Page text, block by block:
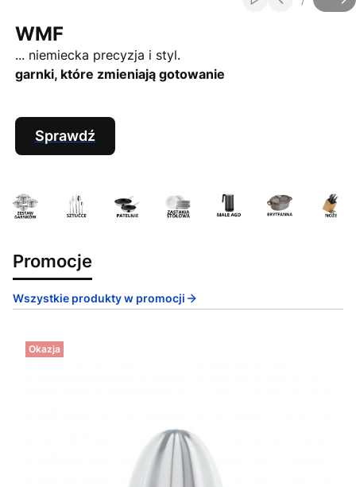
Slajd
z
WMF
... niemiecka precyzja i styl.
garnki, które zmieniają gotowanie
Sprawdź
Promocje
Wszystkie produkty w promocji
Okazja